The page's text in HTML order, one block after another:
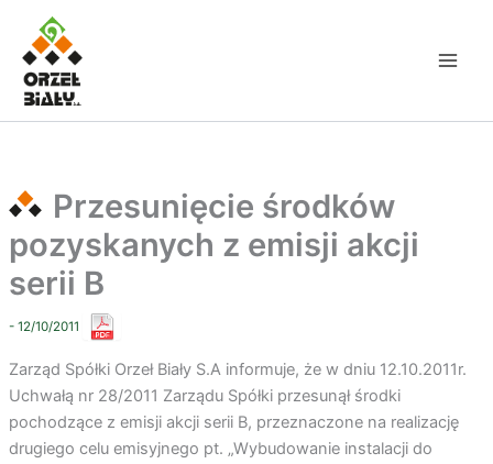
Przejdź
treści
Przesunięcie środków
pozyskanych z emisji akcji
serii B
- 12/10/2011
Zarząd Spółki Orzeł Biały S.A informuje, że w dniu 12.10.2011r.
Uchwałą nr 28/2011 Zarządu Spółki przesunął środki
pochodzące z emisji akcji serii B, przeznaczone na realizację
drugiego celu emisyjnego pt. „Wybudowanie instalacji do